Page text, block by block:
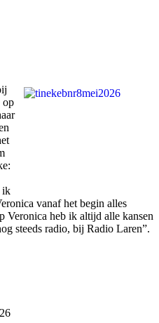
op
ik
vanaf het begin alles
Veronica heb ik altijd alle kansen
steeds radio, bij Radio Laren”.